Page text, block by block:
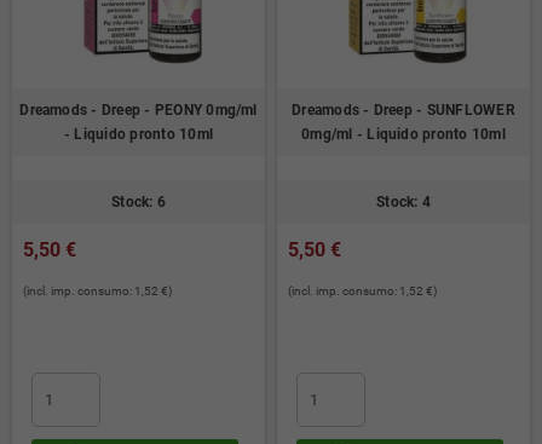
Dreamods - Dreep - PEONY 0mg/ml
- Liquido pronto 10ml
Stock: 6
5,50 €
(incl. imp. consumo: 1,52 €)
Dreamods - Dreep - SUNFLOWER
0mg/ml - Liquido pronto 10ml
Stock: 4
5,50 €
(incl. imp. consumo: 1,52 €)